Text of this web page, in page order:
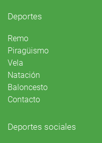
Deportes
Remo
Piragüismo
Vela
Natación
Baloncesto
Contacto
Deportes sociales